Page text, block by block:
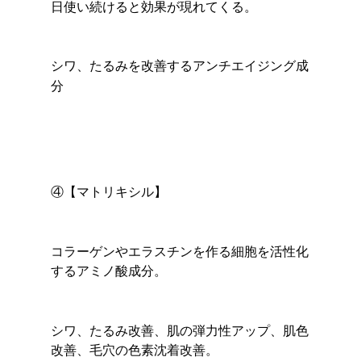
日使い続けると効果が現れてくる。
シワ、たるみを改善するアンチエイジング成
分
④【マトリキシル】
コラーゲンやエラスチンを作る細胞を活性化
するアミノ酸成分。
シワ、たるみ改善、肌の弾力性アップ、肌色
改善、毛穴の色素沈着改善。